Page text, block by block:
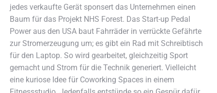
jedes verkaufte Gerät sponsert das Unternehmen einen
Baum für das Projekt NHS Forest. Das Start-up Pedal
Power aus den USA baut Fahrräder in verrückte Gefährte
zur Stromerzeugung um; es gibt ein Rad mit Schreibtisch
für den Laptop. So wird gearbeitet, gleichzeitig Sport
gemacht und Strom für die Technik generiert. Vielleicht
eine kuriose Idee für Coworking Spaces in einem